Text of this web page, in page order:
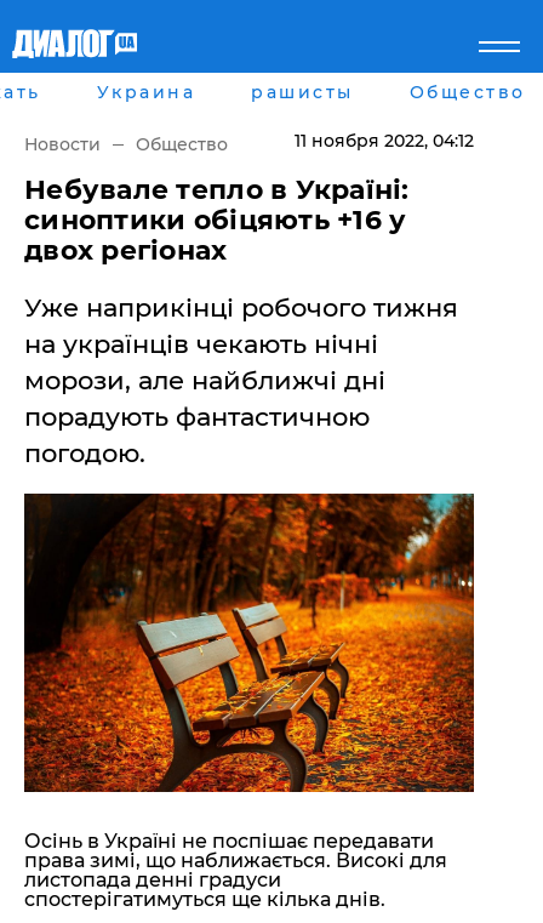
Главная
рассея
Мир
Беларусь
Военное обозрение
Наука и Техника
Мнение
Пресса
Шоу-биз
Здоровье
Украина
Спорт
Города
Киев
Харьков
Днепр
Война на Донбассе и в
"ДНР"
"ЛНР"
Оккупация Крыма
Новости Крыма
Донбасс
Армия Украины
Лайф стайл
Здоровье
Помощь проекту
Стиль Диалога
Шоу-биз
Культура
Общество
Пресс-релизы
Пресс-релизы
Авторское
Мнение
Блоги
Украина рашисты Общество
Новости Общество 11 ноября 2022, 04:12
Небувале тепло в Україні:
синоптики обіцяють +16 у
двох регіонах
Уже наприкінці робочого тижня
на українців чекають нічні
морози, але найближчі дні
порадують фантастичною
погодою.
Осінь в Україні не поспішає передавати
права зимі, що наближається. Високі для
листопада денні градуси
спостерігатимуться ще кілька днів.